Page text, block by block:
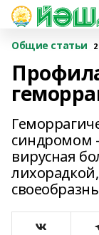
Общие статьи
синдромом
вирусная